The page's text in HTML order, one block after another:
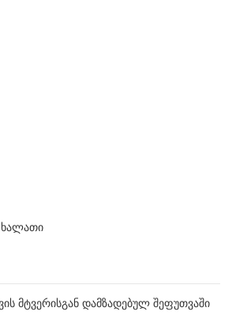
ხალათი
მტვერისგან დამზადებულ შეფუთვაში